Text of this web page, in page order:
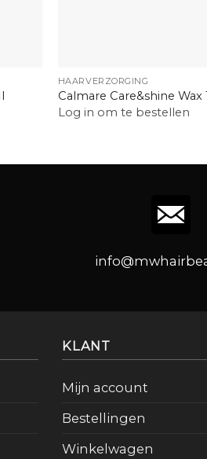
HAARVERZORGING
Calmare Care&shine Wax
Log in om te bestellen
KLANT
Mijn account
Bestellingen
Winkelwagen